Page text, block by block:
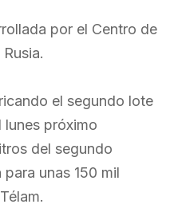
por el Centro de
el segundo lote
próximo
del segundo
unas 150 mil